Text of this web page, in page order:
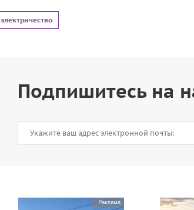
электричество
Подпишитесь на